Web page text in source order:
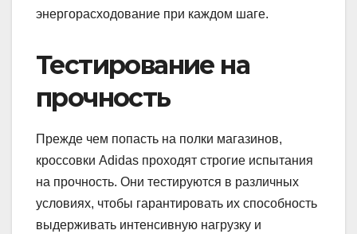
энергорасходование при каждом шаге.
Тестирование на
прочность
Прежде чем попасть на полки магазинов,
кроссовки Adidas проходят строгие испытания
на прочность. Они тестируются в различных
условиях, чтобы гарантировать их способность
выдерживать интенсивную нагрузку и